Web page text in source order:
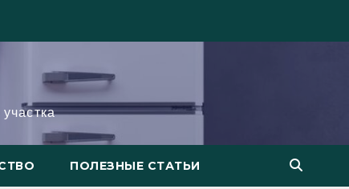
ПОЛЕЗНЫЕ СТАТЬИ